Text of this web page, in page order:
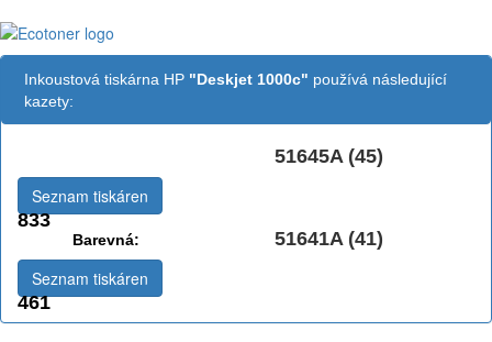
Inkoustová tiskárna HP "Deskjet 1000c" používá následující
kazety:
51645A (45)
833
Seznam tiskáren
Barevná: 51641A (41)
461
Seznam tiskáren